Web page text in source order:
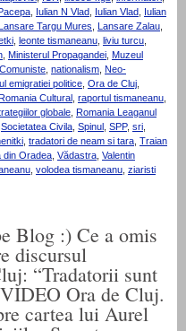
, Iulian N Vlad, Iulian Vlad, Iulian
Lansare Targu Mures, Lansare Zalau,
, leonte tismaneanu, liviu turcu,
, Ministerul Propagandei, Muzeul
, nationalism, Neo-
emigratiei politice, Ora de Cluj,
Cultural , raportul tismaneanu,
globale, Romania Leaganul
Societatea Civila, Spinul , SPP, sri,
, tradatori de neam si tara, Traian
din Oradea, Vădastra, Valentin
, volodea tismaneanu, ziaristi
Blog :) Ce a omis
discursul
“Tradatorii sunt
Ora de Cluj.
cartea lui Aurel